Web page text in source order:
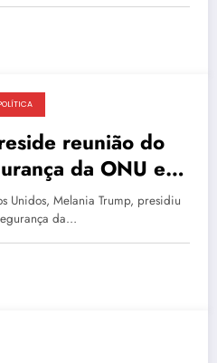
reunião do
da ONU em
Unidos, Melania Trump, presidiu
da…